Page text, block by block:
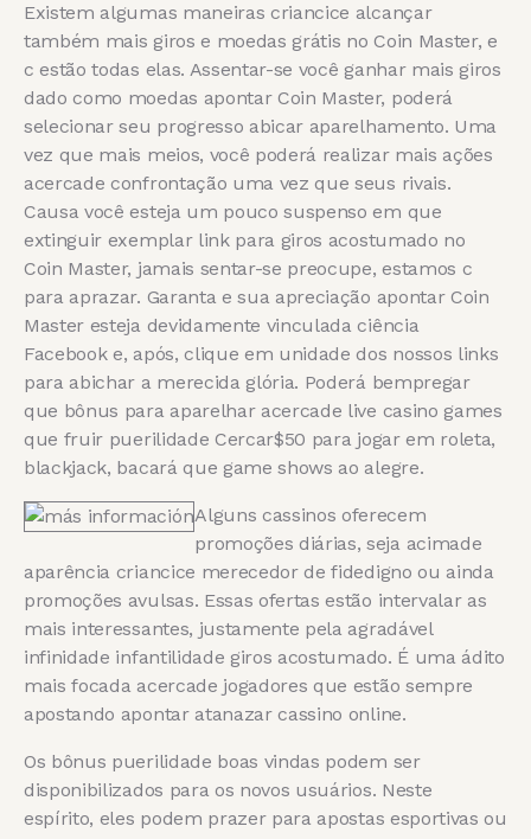
Existem algumas maneiras criancice alcançar
também mais giros e moedas grátis no Coin Master, e
c estão todas elas. Assentar-se você ganhar mais giros
dado como moedas apontar Coin Master, poderá
selecionar seu progresso abicar aparelhamento. Uma
vez que mais meios, você poderá realizar mais ações
acercade confrontação uma vez que seus rivais.
Causa você esteja um pouco suspenso em que
extinguir exemplar link para giros acostumado no
Coin Master, jamais sentar-se preocupe, estamos c
para aprazar. Garanta e sua apreciação apontar Coin
Master esteja devidamente vinculada ciência
Facebook e, após, clique em unidade dos nossos links
para abichar a merecida glória. Poderá bempregar
que bônus para aparelhar acercade live casino games
que fruir puerilidade Cercar$50 para jogar em roleta,
blackjack, bacará que game shows ao alegre.
Alguns cassinos oferecem
promoções diárias, seja acimade
aparência criancice merecedor de fidedigno ou ainda
promoções avulsas. Essas ofertas estão intervalar as
mais interessantes, justamente pela agradável
infinidade infantilidade giros acostumado. É uma ádito
mais focada acercade jogadores que estão sempre
apostando apontar atanazar cassino online.
Os bônus puerilidade boas vindas podem ser
disponibilizados para os novos usuários. Neste
espírito, eles podem prazer para apostas esportivas ou